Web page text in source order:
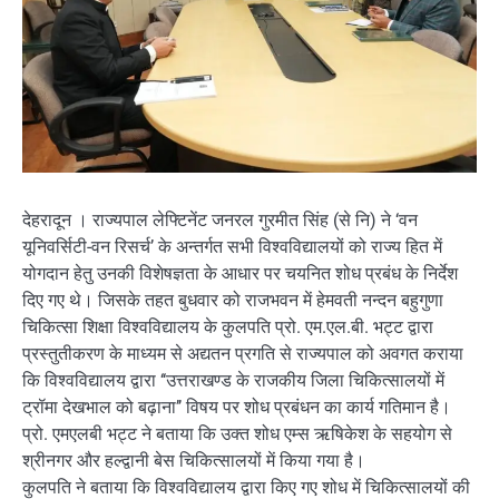
देहरादून । राज्यपाल लेफ्टिनेंट जनरल गुरमीत सिंह (से नि) ने ‘वन
यूनिवर्सिटी-वन रिसर्च’ के अन्तर्गत सभी विश्वविद्यालयों को राज्य हित में
योगदान हेतु उनकी विशेषज्ञता के आधार पर चयनित शोध प्रबंध के निर्देश
दिए गए थे। जिसके तहत बुधवार को राजभवन में हेमवती नन्दन बहुगुणा
चिकित्सा शिक्षा विश्वविद्यालय के कुलपति प्रो. एम.एल.बी. भट्ट द्वारा
प्रस्तुतीकरण के माध्यम से अद्यतन प्रगति से राज्यपाल को अवगत कराया
कि विश्वविद्यालय द्वारा ‘‘उत्तराखण्ड के राजकीय जिला चिकित्सालयों में
ट्रॉमा देखभाल को बढ़ाना’’ विषय पर शोध प्रबंधन का कार्य गतिमान है।
प्रो. एमएलबी भट्ट ने बताया कि उक्त शोध एम्स ऋषिकेश के सहयोग से
श्रीनगर और हल्द्वानी बेस चिकित्सालयों में किया गया है।
कुलपति ने बताया कि विश्वविद्यालय द्वारा किए गए शोध में चिकित्सालयों की